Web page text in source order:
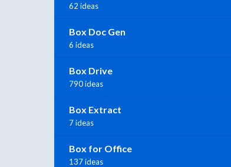
62 ideas
Box Doc Gen
6 ideas
Box Drive
790 ideas
Box Extract
7 ideas
Box for Office
137 ideas